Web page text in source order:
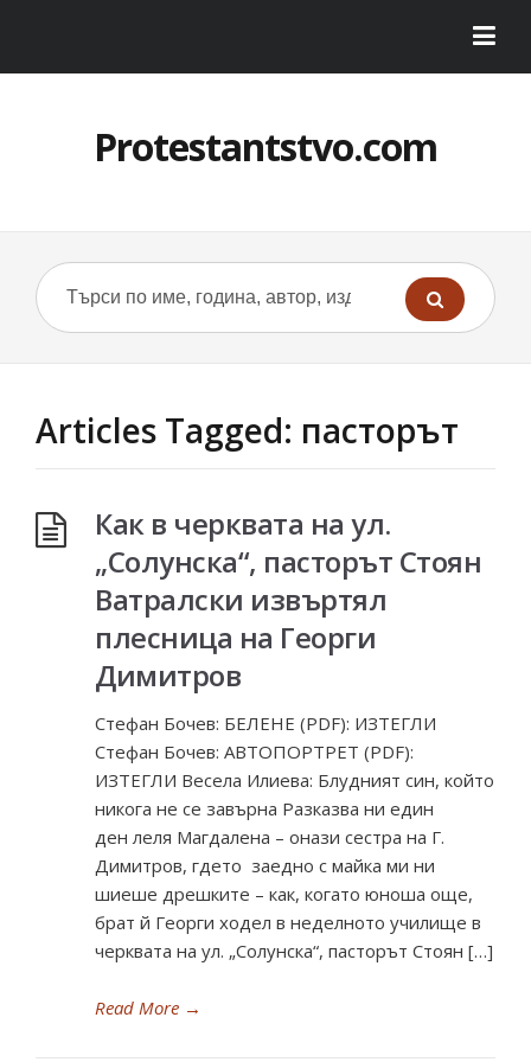
Protestantstvo.com
Articles Tagged: пасторът
Как в черквата на ул.
„Солунска“, пасторът Стоян
Ватралски извъртял
плесница на Георги
Димитров
Стефан Бочев: БЕЛЕНЕ (PDF): ИЗТЕГЛИ
Стефан Бочев: АВТОПОРТРЕТ (PDF):
ИЗТЕГЛИ Весела Илиева: Блудният син, който
никога не се завърна Разказва ни един
ден леля Магдалена – онази сестра на Г.
Димитров, гдето заедно с майка ми ни
шиеше дрешките – как, когато юноша още,
брат й Георги ходел в неделното училище в
черквата на ул. „Солунска“, пасторът Стоян […]
Read More →